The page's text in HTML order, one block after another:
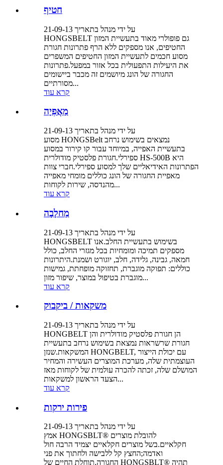
חטיף
על ידי מנהל בתאריך 21-09-13
HONGSBELT גם פופולרי מאוד בתעשיית המזון
החטיפים, אנו מספקים ללא הרף פתרונות חגורת
מסוע חכמים לתעשיית המזון החטיפים המשפרים
את היעילות התפעולית בכל אזור במפעל.פתרונות
החגורה של הונג מיושמים זה מכבר ביישומים
מסורתיים...
קרא עוד
מַאֲפִיָה
על ידי מנהל בתאריך 21-09-13
מסוע HONGSBelt נמצאים בשימוש נרחב
בתעשיית האפייה, במיוחד עבור קו קירור במסוע
ספירלי.חגורת פלסטיק מודולרית HS-500B היא
הפתרונות האידיאליים שלך למסוע ספירלי.חברי צוות
מאפיית החגורה של הונג כוללים מומחי מאפייה
מהנדסה, שירות לקוחות...
קרא עוד
מַחלָבָה
על ידי מנהל בתאריך 21-09-13
HONGSBELT בשימוש בתעשיית החלב.אנו
מספקים תמיכה ומומחיות בכל מגזרי החלב, כולל
חמאה, גבינה, גלידה, חלב, יוגורט ושמנת.היתרונות
כוללים: תפוקה מוגברת, תחזוקה מופחתת, גמישות
מוגברת בטיפול במוצר, שיפור מזון...
קרא עוד
משקאות / ביקבוק
על ידי מנהל בתאריך 21-09-13
HONGBELT הן חגורת פלסטיק מודולרית והן
חגורת שרשראות נמצאת בשימוש נרחב בתעשיית
המשקאות.שנזן HONGBELT, עם יכולת הייצור
העוצמתית שלה, מערכת המוצרים העשירה והמחיר
המושלם שלה, זכתה להכרה עולמית של לקוחות מאז
הצעד הראשון למשקאות...
קרא עוד
פירות ירקות
על ידי מנהל בתאריך 21-09-13
אמץ HONGSBLT® להובלת מוצרים
חקלאיים.בשל מוצרים חקלאיים יצמיד הרבה חול
ואדמה;החצץ קל ללבישה ולחתוך את פני
החגורה.תוחלת החיים של HONGSBLT® תהיה